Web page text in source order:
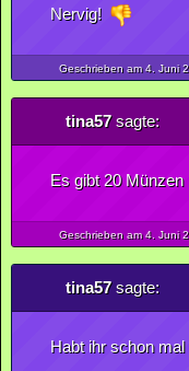
Nervig!
Geschrieben am 4. Juni
tina57sagte:
Es gibt 20 Münzen
Geschrieben am 4. Juni
tina57sagte:
Habt ihr schon